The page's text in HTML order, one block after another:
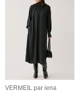
VERMEIL par iena